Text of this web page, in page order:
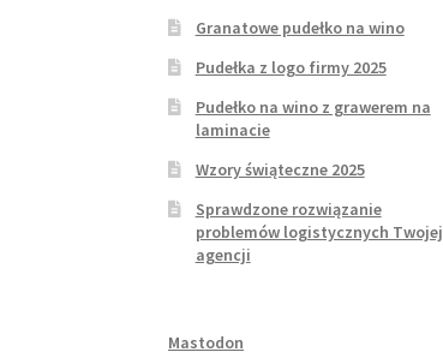
Granatowe pudełko na wino
Pudełka z logo firmy 2025
Pudełko na wino z grawerem na
laminacie
Wzory świąteczne 2025
Sprawdzone rozwiązanie
problemów logistycznych Twojej
agencji
Mastodon